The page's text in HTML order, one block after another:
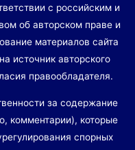
с российским и
об авторском праве и
материалов сайта
источник авторского
правообладателя.
за содержание
комментарии), которые
спорных